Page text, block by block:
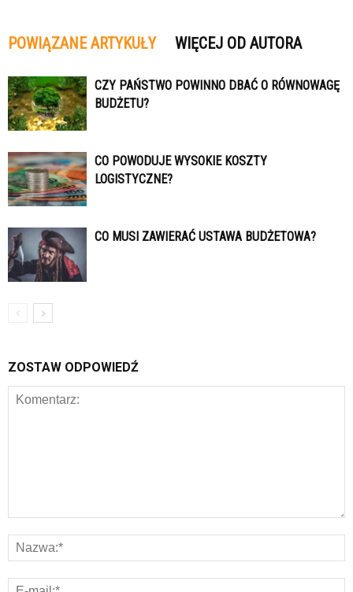
POWIĄZANE ARTYKUŁY WIĘCEJ OD AUTORA
CZY PAŃSTWO POWINNO DBAĆ O RÓWNOWAGĘ
BUDŻETU?
CO POWODUJE WYSOKIE KOSZTY
LOGISTYCZNE?
CO MUSI ZAWIERAĆ USTAWA BUDŻETOWA?
ZOSTAW ODPOWIEDŹ